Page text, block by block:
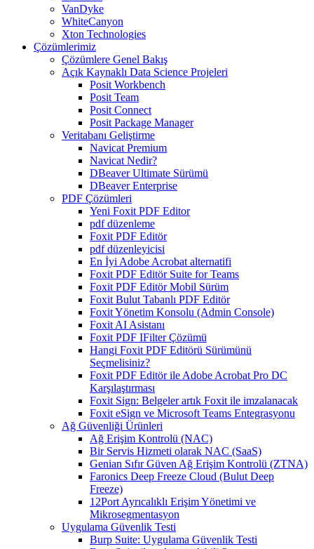
VanDyke
WhiteCanyon
Xton Technologies
Çözümlerimiz
Çözümlere Genel Bakış
Açık Kaynaklı Data Science Projeleri
Posit Workbench
Posit Team
Posit Connect
Posit Package Manager
Veritabanı Geliştirme
Navicat Premium
Navicat Nedir?
DBeaver Ultimate Sürümü
DBeaver Enterprise
PDF Çözümleri
Yeni Foxit PDF Editor
pdf düzenleme
Foxit PDF Editör
pdf düzenleyicisi
En İyi Adobe Acrobat alternatifi
Foxit PDF Editör Suite for Teams
Foxit PDF Editör Mobil Sürüm
Foxit Bulut Tabanlı PDF Editör
Foxit Yönetim Konsolu (Admin Console)
Foxit AI Asistanı
Foxit PDF IFilter Çözümü
Hangi Foxit PDF Editörü Sürümünü
Seçmelisiniz?
Foxit PDF Editör ile Adobe Acrobat Pro DC
Karşılaştırması
Foxit Sign: Belgeler artık Foxit ile imzalanacak
Foxit eSign ve Microsoft Teams Entegrasyonu
Ağ Güvenliği Ürünleri
Ağ Erişim Kontrolü (NAC)
Bir Servis Hizmeti olarak NAC (SaaS)
Genian Sıfır Güven Ağ Erişim Kontrolü (ZTNA)
Faronics Deep Freeze Cloud (Bulut Deep
Freeze)
12Port Ayrıcalıklı Erişim Yönetimi ve
Mikrosegmentasyon
Uygulama Güvenlik Testi
Burp Suite: Uygulama Güvenlik Testi